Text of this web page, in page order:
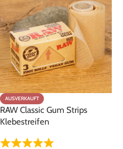
AUSVERKAUFT
RAW Classic Gum Strips
Klebestreifen